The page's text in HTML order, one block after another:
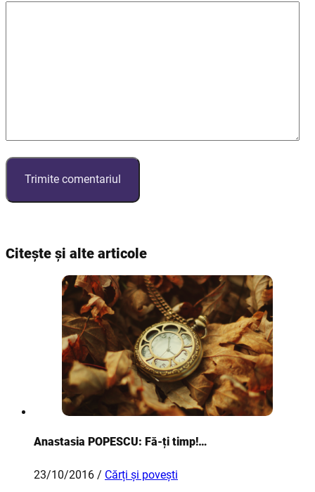
Citește și alte articole
Anastasia POPESCU: Fă-ți timp!…
23/10/2016 / Cărți și povești